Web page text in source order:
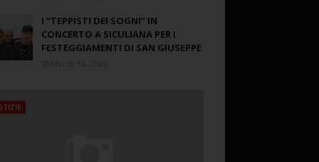
I “TEPPISTI DEI SOGNI” IN
CONCERTO A SICULIANA PER I
FESTEGGIAMENTI DI SAN GIUSEPPE